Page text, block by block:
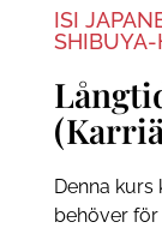
ISI
Denna
behöver